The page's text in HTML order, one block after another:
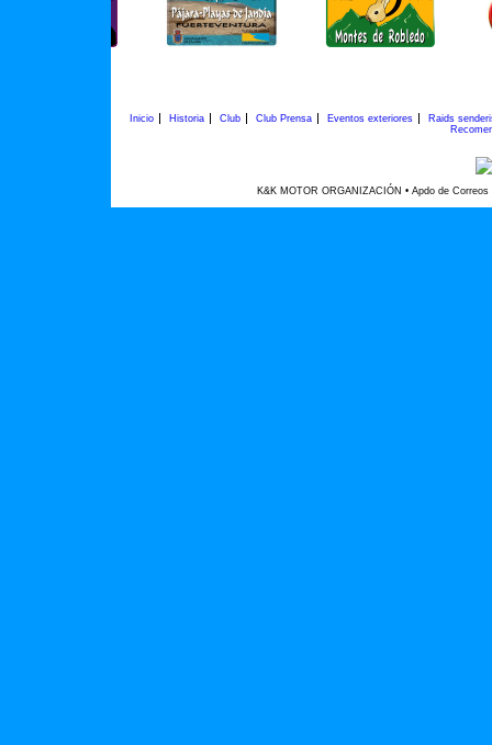
Inicio Historia Club Club Prensa Eventos exteriores
Raids
K&K MOTOR ORGANIZACIÓN • Apdo de